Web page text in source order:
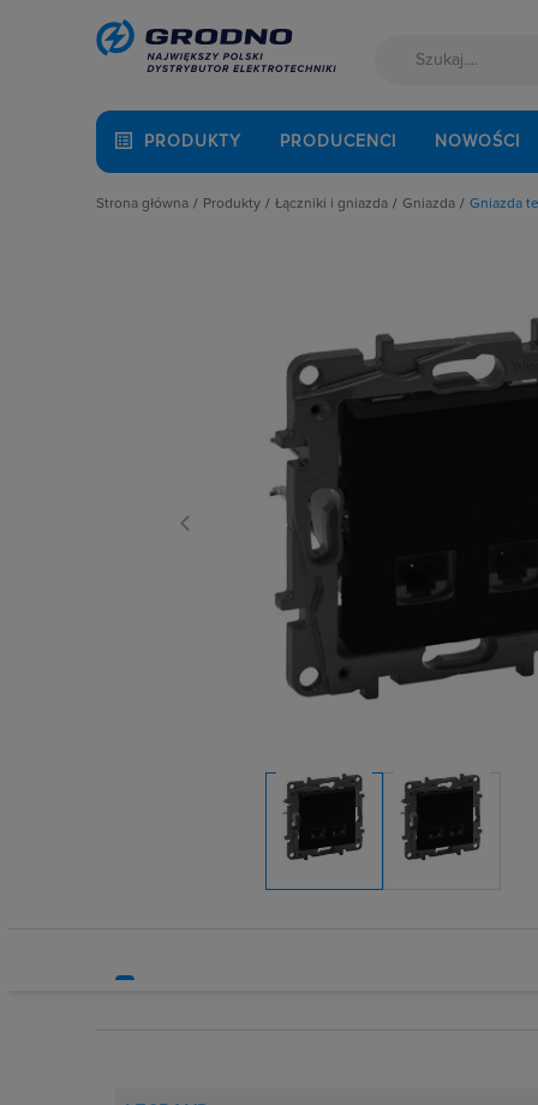
PRODUKTY PRODUCENCI NOWOŚCI
Strona główna
Produkty
Kable i przewody
Łączniki i gniazda
Narzędzia i mierniki
Odzież ochronna i BHP
Osprzęt siłowy, przenośny
Oświetlenie
Prowadzenie kabli
Rozdzielnice i obudowy
Sieci zewnętrzne
Stacje ładowania
Systemy bezpieczeństwa
Technika grzewcza
Technika instalacyjna
Łączniki i gniazda
Puszki instalacyjne
Ramki, klawisze, plakietki
Ściemniacze
Termostaty i regulatory
Gniazda
Gniazda
Gniazda
Gniazda
Gniazda
Gniazda